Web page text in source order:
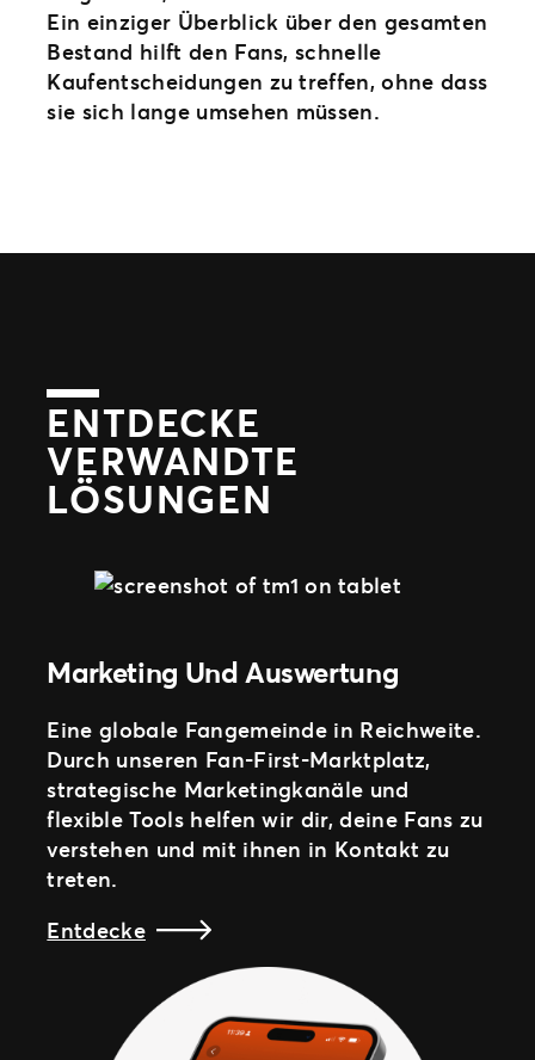
Ein einziger Überblick über den gesamten
Bestand hilft den Fans, schnelle
Kaufentscheidungen zu treffen, ohne dass
sie sich lange umsehen müssen.
ENTDECKE
VERWANDTE
LÖSUNGEN
Marketing Und Auswertung
Eine globale Fangemeinde in Reichweite.
Durch unseren Fan-First-Marktplatz,
strategische Marketingkanäle und
flexible Tools helfen wir dir, deine Fans zu
verstehen und mit ihnen in Kontakt zu
treten.
Entdecke